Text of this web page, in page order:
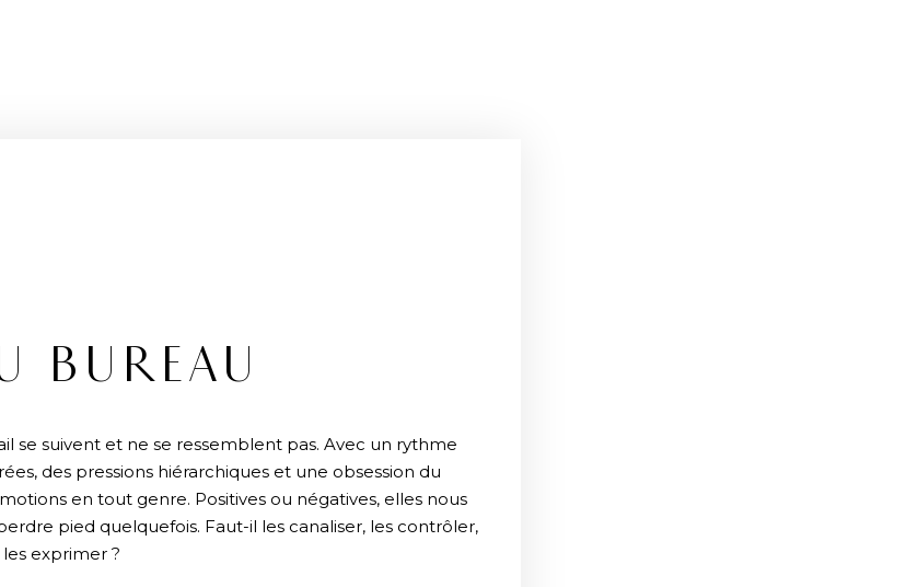
BUREAU
se suivent et ne se ressemblent pas. Avec un rythme
des pressions hiérarchiques et une obsession du
en tout genre. Positives ou négatives, elles nous
pied quelquefois. Faut-il les canaliser, les contrôler,
exprimer ?